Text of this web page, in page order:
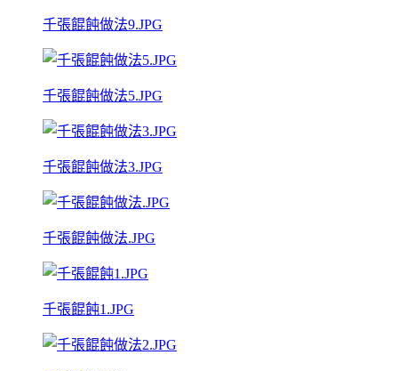
千張餛飩做法9.JPG
千張餛飩做法5.JPG
千張餛飩做法3.JPG
千張餛飩做法.JPG
千張餛飩1.JPG